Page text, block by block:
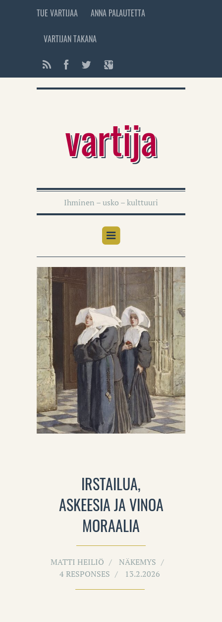
TUE VARTIJAA ANNA PALAUTETTA
VARTIJAN TAKANA
vartija
Ihminen – usko – kulttuuri
IRSTAILUA,
ASKEESIA JA VINOA
MORAALIA
MATTI HEILIÖ
NÄKEMYS
4 RESPONSES
13.2.2026